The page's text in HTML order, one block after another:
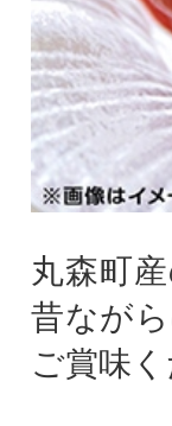
丸森町
昔なが
ご賞味く